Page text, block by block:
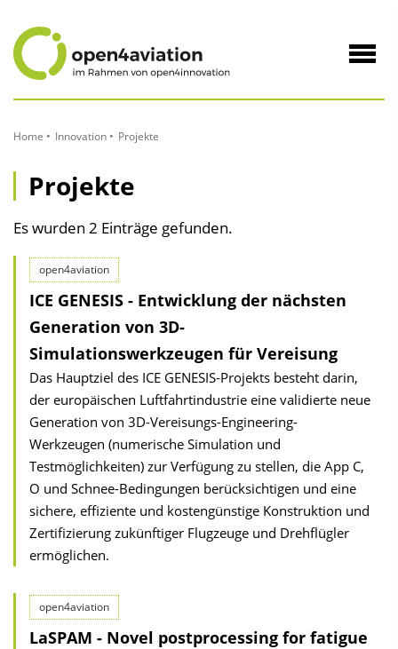
Inhalt
Home Innovation Projekte
Projekte
Es wurden 2 Einträge gefunden.
open4aviation
ICE GENESIS - Entwicklung der nächsten
Generation von 3D-
Simulationswerkzeugen für Vereisung
Das Hauptziel des ICE GENESIS-Projekts besteht darin,
der europäischen Luftfahrtindustrie eine validierte neue
Generation von 3D-Vereisungs-Engineering-
Werkzeugen (numerische Simulation und
Testmöglichkeiten) zur Verfügung zu stellen, die App C,
O und Schnee-Bedingungen berücksichtigen und eine
sichere, effiziente und kostengünstige Konstruktion und
Zertifizierung zukünftiger Flugzeuge und Drehflügler
ermöglichen.
open4aviation
LaSPAM - Novel postprocessing for fatigue